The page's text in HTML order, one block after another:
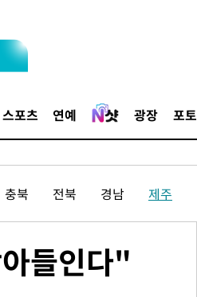
스포츠 연예 광장 포토
충북 전북 경남 제주
들인다"